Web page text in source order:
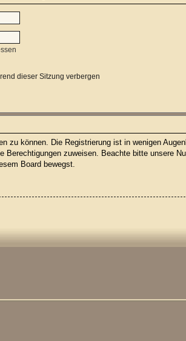
dieser Sitzung verbergen
zu können. Die Registrierung ist in wenigen
zuweisen. Beachte bitte unsere
Board bewegst.